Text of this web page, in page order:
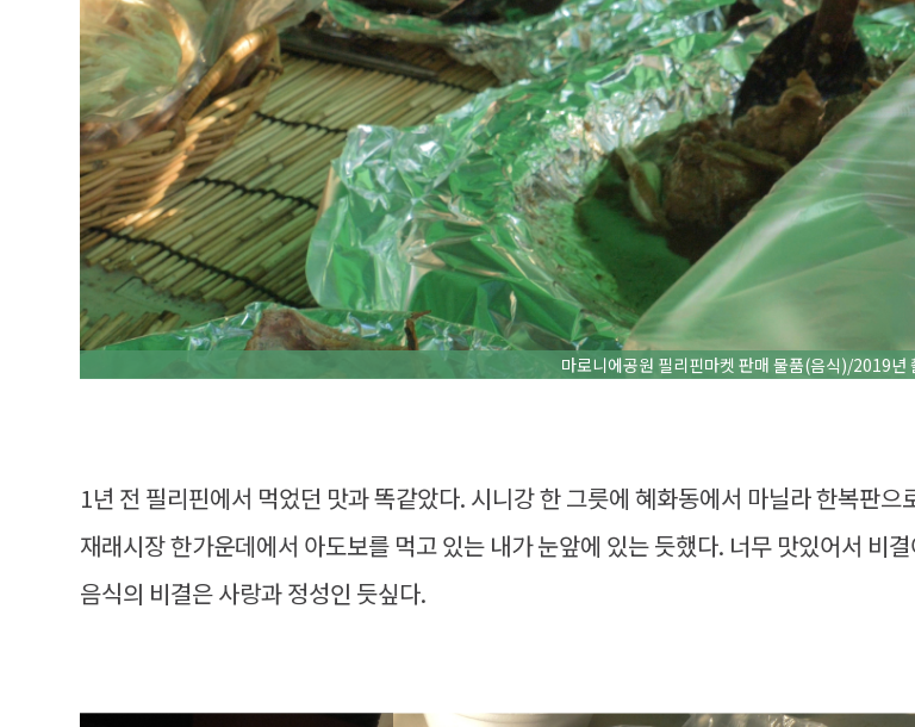
마로니에공원 필리핀마켓 판매 물품(음식)/2019
1년 전 필리핀에서 먹었던 맛과 똑같았다. 시니강 한 그릇에 혜화동에서 마닐라 한복판
재래시장 한가운데에서 아도보를 먹고 있는 내가 눈앞에 있는 듯했다. 너무 맛있어서 비
음식의 비결은 사랑과 정성인 듯싶다.